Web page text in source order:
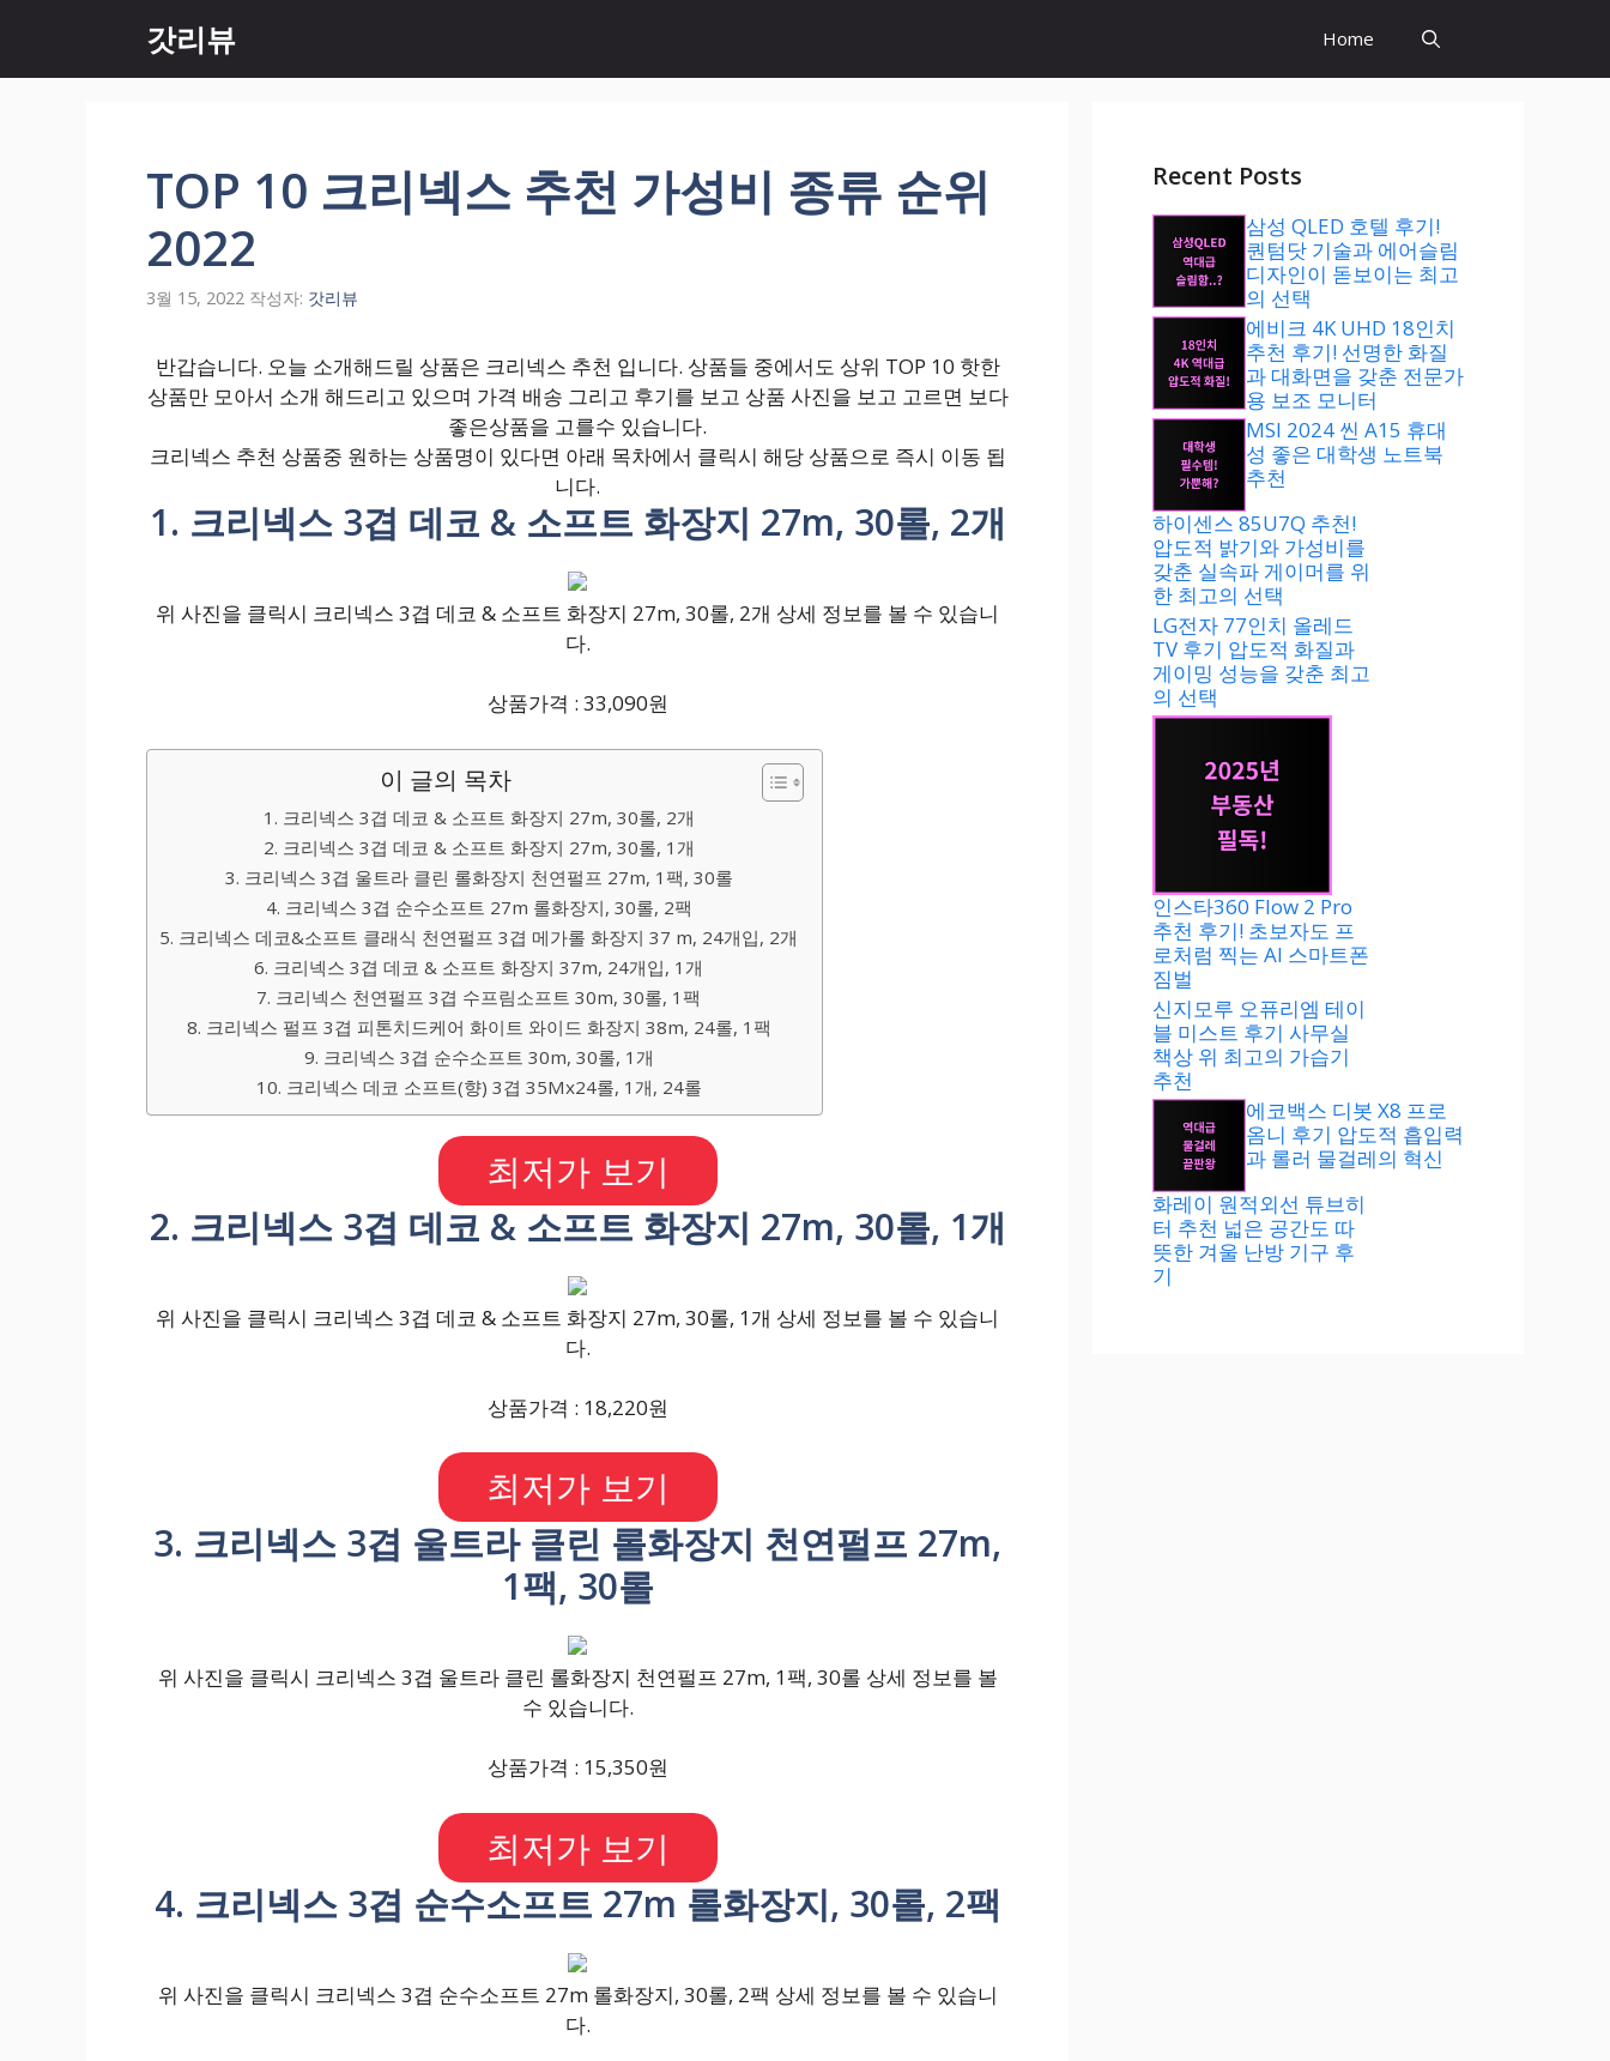
츠
갓리뷰 Home
TOP 10 크리넥스 추천 가성비 종류 순위
2022
3월 15, 2022 작성자: 갓리뷰
반갑습니다. 오늘 소개해드릴 상품은 크리넥스 추천 입니다. 상품들 중에서도 상위 TOP 10 핫한
상품만 모아서 소개 해드리고 있으며 가격 배송 그리고 후기를 보고 상품 사진을 보고 고르면 보다
좋은상품을 고를수 있습니다.
크리넥스 추천 상품중 원하는 상품명이 있다면 아래 목차에서 클릭시 해당 상품으로 즉시 이동 됩
니다.
1. 크리넥스 3겹 데코 & 소프트 화장지 27m, 30롤, 2개
위 사진을 클릭시 크리넥스 3겹 데코 & 소프트 화장지 27m, 30롤, 2개 상세 정보를 볼 수 있습니
다.
상품가격 : 33,090원
이 글의 목차
1. 크리넥스 3겹 데코 & 소프트 화장지 27m, 30롤, 2개
2. 크리넥스 3겹 데코 & 소프트 화장지 27m, 30롤, 1개
3. 크리넥스 3겹 울트라 클린 롤화장지 천연펄프 27m, 1팩, 30롤
4. 크리넥스 3겹 순수소프트 27m 롤화장지, 30롤, 2팩
5. 크리넥스 데코&소프트 클래식 천연펄프 3겹 메가롤 화장지 37 m, 24개입, 2개
6. 크리넥스 3겹 데코 & 소프트 화장지 37m, 24개입, 1개
7. 크리넥스 천연펄프 3겹 수프림소프트 30m, 30롤, 1팩
8. 크리넥스 펄프 3겹 피톤치드케어 화이트 와이드 화장지 38m, 24롤, 1팩
9. 크리넥스 3겹 순수소프트 30m, 30롤, 1개
10. 크리넥스 데코 소프트(향) 3겹 35Mx24롤, 1개, 24롤
최저가 보기
2. 크리넥스 3겹 데코 & 소프트 화장지 27m, 30롤, 1개
위 사진을 클릭시 크리넥스 3겹 데코 & 소프트 화장지 27m, 30롤, 1개 상세 정보를 볼 수 있습니
다.
상품가격 : 18,220원
최저가 보기
3. 크리넥스 3겹 울트라 클린 롤화장지 천연펄프 27m,
1팩, 30롤
위 사진을 클릭시 크리넥스 3겹 울트라 클린 롤화장지 천연펄프 27m, 1팩, 30롤 상세 정보를 볼
수 있습니다.
상품가격 : 15,350원
최저가 보기
4. 크리넥스 3겹 순수소프트 27m 롤화장지, 30롤, 2팩
위 사진을 클릭시 크리넥스 3겹 순수소프트 27m 롤화장지, 30롤, 2팩 상세 정보를 볼 수 있습니
다.
Recent Posts
삼성 QLED 호텔 후기!
퀀텀닷 기술과 에어슬림
디자인이 돋보이는 최고
의 선택
에비크 4K UHD 18인치
추천 후기! 선명한 화질
과 대화면을 갖춘 전문가
용 보조 모니터
MSI 2024 씬 A15 휴대
성 좋은 대학생 노트북
추천
하이센스 85U7Q 추천!
압도적 밝기와 가성비를
갖춘 실속파 게이머를 위
한 최고의 선택
LG전자 77인치 올레드
TV 후기 압도적 화질과
게이밍 성능을 갖춘 최고
의 선택
인스타360 Flow 2 Pro
추천 후기! 초보자도 프
로처럼 찍는 AI 스마트폰
짐벌
신지모루 오퓨리엠 테이
블 미스트 후기 사무실
책상 위 최고의 가습기
추천
에코백스 디봇 X8 프로
옴니 후기 압도적 흡입력
과 롤러 물걸레의 혁신
화레이 원적외선 튜브히
터 추천 넓은 공간도 따
뜻한 겨울 난방 기구 후
기